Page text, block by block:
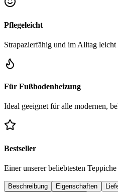
Pflegeleicht
Strapazierfähig und im Alltag leicht
Für Fußbodenheizung
Ideal geeignet für alle modernen,
Bestseller
Einer unserer beliebtesten
Beschreibung Eigenschaften